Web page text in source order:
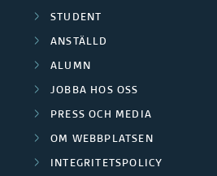
STUDENT
ANSTÄLLD
ALUMN
JOBBA HOS OSS
PRESS OCH MEDIA
OM WEBBPLATSEN
INTEGRITETSPOLICY